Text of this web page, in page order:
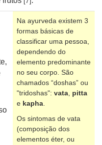
Na ayurveda existem 3
formas básicas de
classificar uma pessoa,
dependendo do
elemento predominante
no seu corpo. São
chamados “doshas” ou
"tridoshas": vata pitta
e kapha
Os sintomas de vata
(composição dos
elementos éter, ou